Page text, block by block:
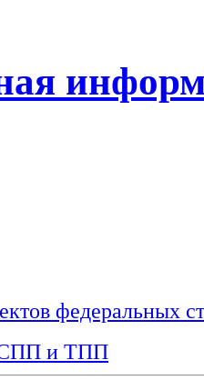
федеральных
и ТПП